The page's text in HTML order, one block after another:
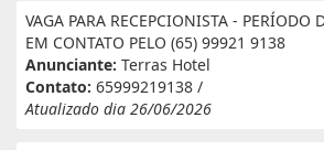
VAGA PARA RECEPCIONISTA - PERÍODO
EM CONTATO PELO (65) 99921 9138
Anunciante: Terras Hotel
Contato: 65999219138 /
Atualizado dia 26/06/2026